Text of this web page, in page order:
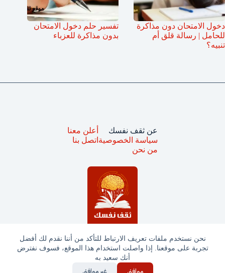
نحن نستخدم ملفات تعريف الارتباط للتأكد من أننا نقدم لك أفضل
تجربة على موقعنا. إذا واصلت استخدام هذا الموقع، فسوف نفترض
أنك سعيد به
دخول الامتحان دون مذاكرة
للحامل | رسالة قلق أم
تنبيه؟
تفسير حلم دخول الامتحان
بدون مذاكرة للعزباء
جميع الحقوق محفوظة © ثقف نفسك 2025
عن ثقف نفسك
سياسة الخصوصية
من نحن
أعلن معنا
اتصل بنا